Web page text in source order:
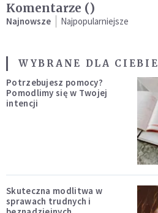
Komentarze ()
Najnowsze Najpopularniejsze
WYBRANE DLA CIEBIE
Potrzebujesz pomocy?
Pomodlimy się w Twojej
intencji
Skuteczna modlitwa w
sprawach trudnych i